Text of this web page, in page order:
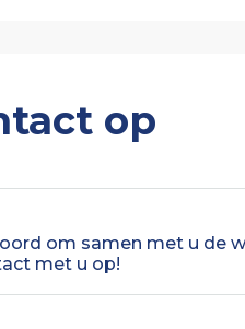
op
om samen met u de
met u op!